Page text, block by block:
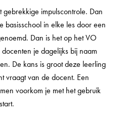
gebrekkige impulscontrole. Dan
basisschool in elke les door een
Dan is het op het VO
je dagelijks bij naam
De kans is groot deze leerling
vraagt van de docent. Een
voorkom je met het gebruik